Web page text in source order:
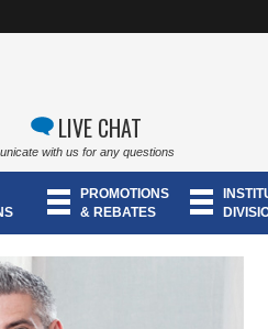
LIVE CHAT
with us for any questions
PROMOTIONS
& REBATES